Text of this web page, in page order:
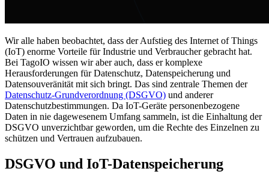
Wir alle haben beobachtet, dass der Aufstieg des Internet of Things
(IoT) enorme Vorteile für Industrie und Verbraucher gebracht hat.
Bei TagoIO wissen wir aber auch, dass er komplexe
Herausforderungen für Datenschutz, Datenspeicherung und
Datensouveränität mit sich bringt. Das sind zentrale Themen der
Datenschutz-Grundverordnung (DSGVO) und anderer
Datenschutzbestimmungen. Da IoT-Geräte personenbezogene
Daten in nie dagewesenem Umfang sammeln, ist die Einhaltung der
DSGVO unverzichtbar geworden, um die Rechte des Einzelnen zu
schützen und Vertrauen aufzubauen.
DSGVO und IoT-Datenspeicherung